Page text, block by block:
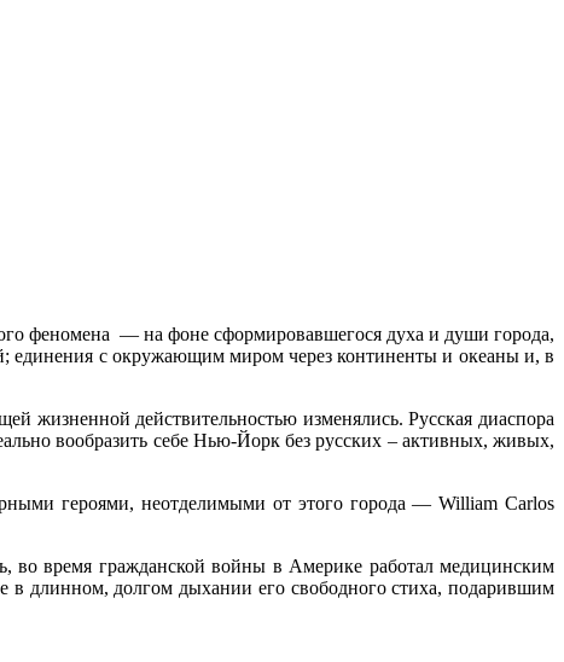
феномена — на фоне сформировавшегося духа и души города,
единения с окружающим миром через континенты и океаны и, в
действительностью изменялись. Русская диаспора
вообразить себе Нью-Йорк без русских – активных, живых,
героями, неотделимыми от этого города — William Carlos
время гражданской войны в Америке работал медицинским
в длинном, долгом дыхании его свободного стиха, подарившим